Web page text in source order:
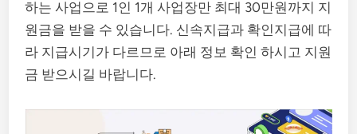
하는 사업으로 1인 1개 사업장만 최대 30만원까지 지
원금을 받을 수 있습니다. 신속지급과 확인지급에 따
라 지급시기가 다르므로 아래 정보 확인 하시고 지원
금 받으시길 바랍니다.